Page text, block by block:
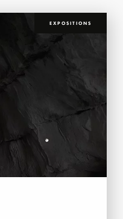
EXPOSITIONS